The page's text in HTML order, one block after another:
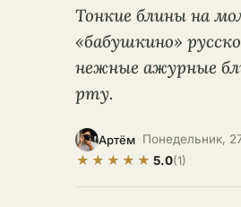
Тонкие блины на
«бабушкино»
нежные ажурные
рту.
Артём Понедельник,
★ ★ ★ ★ ★ 5.0(1)